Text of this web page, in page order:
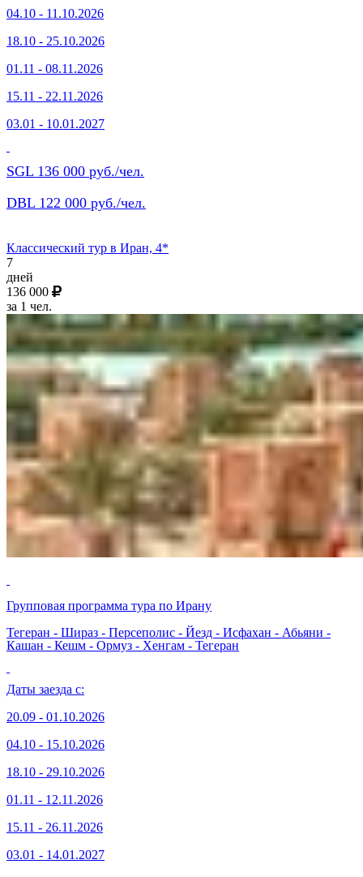
04.10 - 11.10.2026
18.10 - 25.10.2026
01.11 - 08.11.2026
15.11 - 22.11.2026
03.01 - 10.01.2027
SGL 136 000 руб./чел.
DBL 122 000 руб./чел.
Классический тур в Иран, 4*
7
дней
136 000
за 1 чел.
Групповая программа тура по Ирану
Тегеран - Шираз - Персеполис - Йезд - Исфахан - Абьяни -
Кашан - Кешм - Ормуз - Хенгам - Тегеран
Даты заезда с:
20.09 - 01.10.2026
04.10 - 15.10.2026
18.10 - 29.10.2026
01.11 - 12.11.2026
15.11 - 26.11.2026
03.01 - 14.01.2027